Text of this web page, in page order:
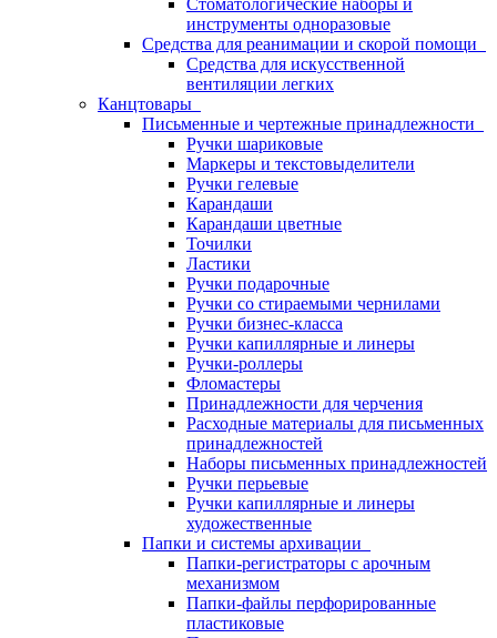
Стоматологические наборы и
инструменты одноразовые
Средства для реанимации и скорой помощи
Средства для искусственной
вентиляции легких
Канцтовары
Письменные и чертежные принадлежности
Ручки шариковые
Маркеры и текстовыделители
Ручки гелевые
Карандаши
Карандаши цветные
Точилки
Ластики
Ручки подарочные
Ручки со стираемыми чернилами
Ручки бизнес-класса
Ручки капиллярные и линеры
Ручки-роллеры
Фломастеры
Принадлежности для черчения
Расходные материалы для письменных
принадлежностей
Наборы письменных принадлежностей
Ручки перьевые
Ручки капиллярные и линеры
художественные
Папки и системы архивации
Папки-регистраторы с арочным
механизмом
Папки-файлы перфорированные
пластиковые